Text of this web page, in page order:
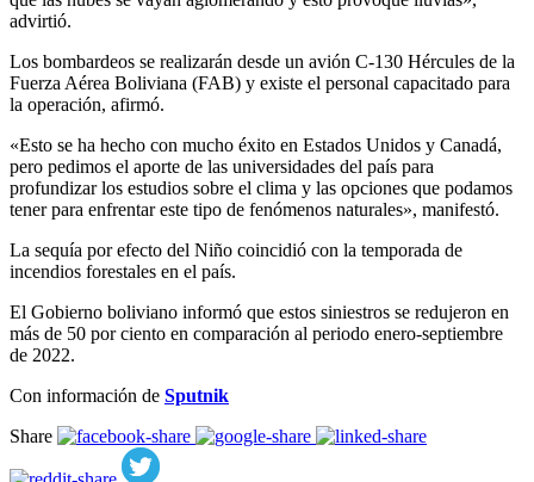
advirtió.
Los bombardeos se realizarán desde un avión C-130 Hércules de la
Fuerza Aérea Boliviana (FAB) y existe el personal capacitado para
la operación, afirmó.
«Esto se ha hecho con mucho éxito en Estados Unidos y Canadá,
pero pedimos el aporte de las universidades del país para
profundizar los estudios sobre el clima y las opciones que podamos
tener para enfrentar este tipo de fenómenos naturales», manifestó.
La sequía por efecto del Niño coincidió con la temporada de
incendios forestales en el país.
El Gobierno boliviano informó que estos siniestros se redujeron en
más de 50 por ciento en comparación al periodo enero-septiembre
de 2022.
Con información de Sputnik
Share